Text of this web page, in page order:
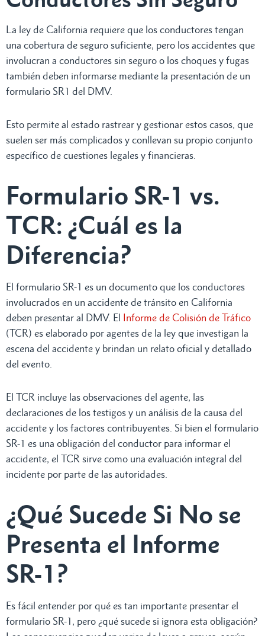
La ley de California requiere que los conductores tengan
una cobertura de seguro suficiente, pero los accidentes que
involucran a conductores sin seguro o los choques y fugas
también deben informarse mediante la presentación de un
formulario SR1 del DMV.
Esto permite al estado rastrear y gestionar estos casos, que
suelen ser más complicados y conllevan su propio conjunto
específico de cuestiones legales y financieras.
Formulario SR-1 vs.
TCR: ¿Cuál es la
Diferencia?
El formulario SR-1 es un documento que los conductores
involucrados en un accidente de tránsito en California
deben presentar al DMV. El Informe de Colisión de Tráfico
(TCR) es elaborado por agentes de la ley que investigan la
escena del accidente y brindan un relato oficial y detallado
del evento.
El TCR incluye las observaciones del agente, las
declaraciones de los testigos y un análisis de la causa del
accidente y los factores contribuyentes. Si bien el formulario
SR-1 es una obligación del conductor para informar el
accidente, el TCR sirve como una evaluación integral del
incidente por parte de las autoridades.
¿Qué Sucede Si No se
Presenta el Informe
SR-1?
Es fácil entender por qué es tan importante presentar el
formulario SR-1, pero ¿qué sucede si ignora esta obligación?